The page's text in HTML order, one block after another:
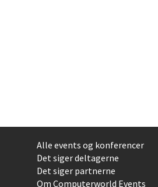
Alle events og konferencer
Det siger deltagerne
Det siger partnerne
Om Computerworld Events